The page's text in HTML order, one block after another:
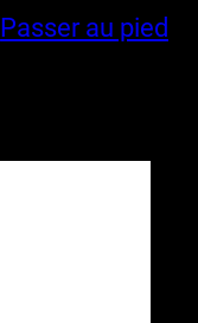
Passer au pied